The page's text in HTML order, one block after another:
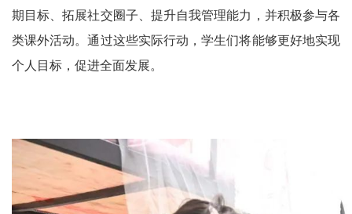
期目标、拓展社交圈子、提升自我管理能力，并积极参与各
类课外活动。通过这些实际行动，学生们将能够更好地实现
个人目标，促进全面发展。